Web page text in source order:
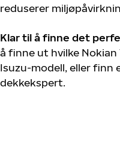
reduserer
Klar til å finne det
å finne ut hvilke
Isuzu-modell, eller finn
dekkekspert.